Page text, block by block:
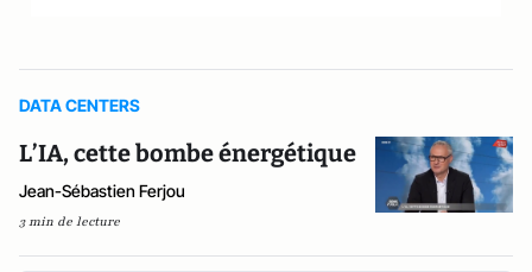
DATA CENTERS
L’IA, cette bombe énergétique
Jean-Sébastien Ferjou
3 min de lecture